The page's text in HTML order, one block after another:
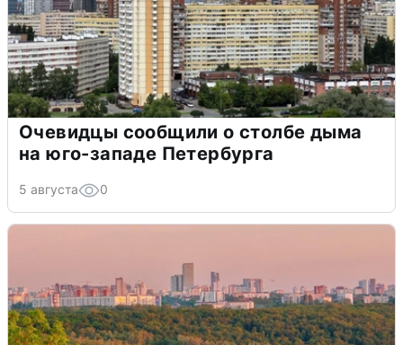
Очевидцы сообщили о столбе дыма
на юго-западе Петербурга
5 августа 0